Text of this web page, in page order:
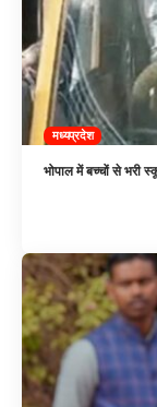
मध्यप्रदेश
भोपाल में बच्चों से भरी